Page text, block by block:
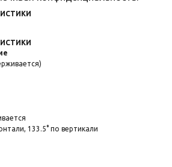
133.5° по вертикали